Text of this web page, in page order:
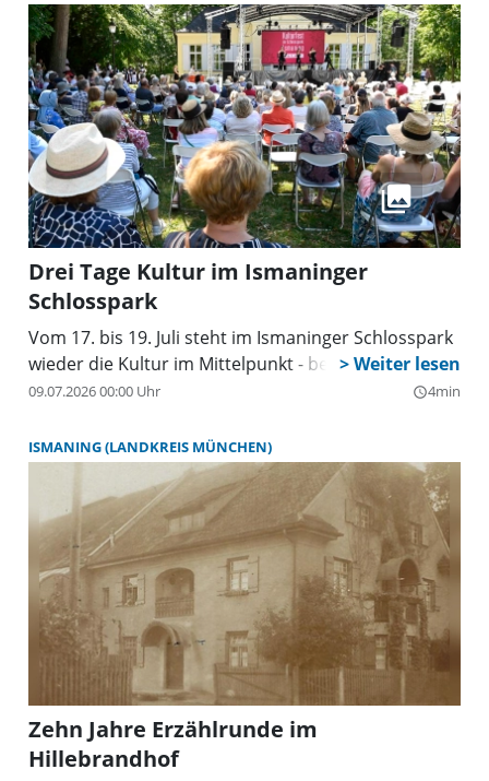
Drei Tage Kultur im Ismaninger
Schlosspark
Vom 17. bis 19. Juli steht im Ismaninger Schlosspark
wieder die Kultur im Mittelpunkt - bei freiem Eintritt.
09.07.2026 00:00 Uhr query_builder4min
ISMANING (LANDKREIS MÜNCHEN)
Zehn Jahre Erzählrunde im
Hillebrandhof